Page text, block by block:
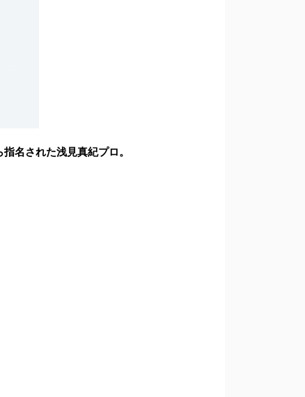
名された浅見真紀プロ。